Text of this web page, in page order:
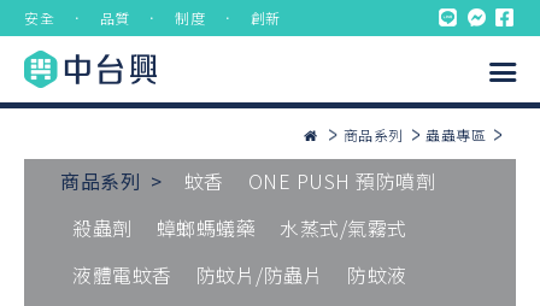
安全 ． 品質 ． 制度 ． 創新
商品系列 蟲蟲專區
商品系列 > 蚊香
ONE PUSH 預防噴劑
殺蟲劑
蟑螂螞蟻藥
水蒸式/氣霧式
液體電蚊香
防蚊片/防蟲片
防蚊液